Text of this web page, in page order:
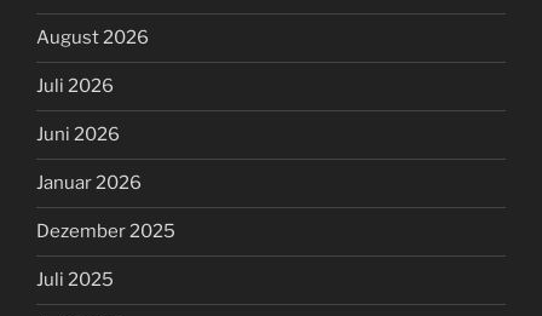
August 2026
Juli 2026
Juni 2026
Januar 2026
Dezember 2025
Juli 2025